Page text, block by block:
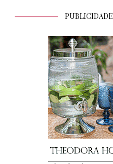
PUBLICIDADE